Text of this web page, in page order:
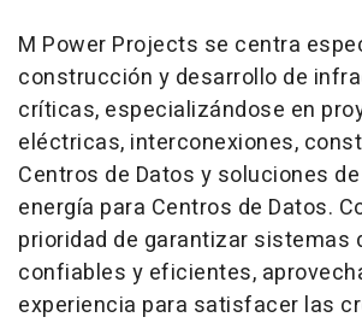
M Power Projects se centra
construcción y desarrollo de
críticas, especializándose en
eléctricas, interconexiones,
Centros de Datos y soluciones
energía para Centros de Datos.
prioridad de garantizar sistemas
confiables y eficientes,
experiencia para satisfacer las